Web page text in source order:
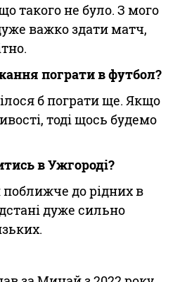
такого не було. З мого
важко здати матч,
пограти в футбол?
б пограти ще. Якщо
тоді щось будемо
в Ужгороді?
поближче до рідних в
дуже сильно